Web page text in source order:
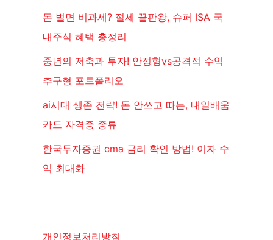
돈 벌면 비과세? 절세 끝판왕, 슈퍼 ISA 국
내주식 혜택 총정리
중년의 저축과 투자! 안정형vs공격적 수익
추구형 포트폴리오
ai시대 생존 전략! 돈 안쓰고 따는, 내일배움
카드 자격증 종류
한국투자증권 cma 금리 확인 방법! 이자 수
익 최대화
개인정보처리방침